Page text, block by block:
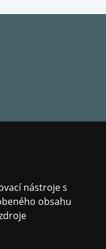
nástroje s
obsahu